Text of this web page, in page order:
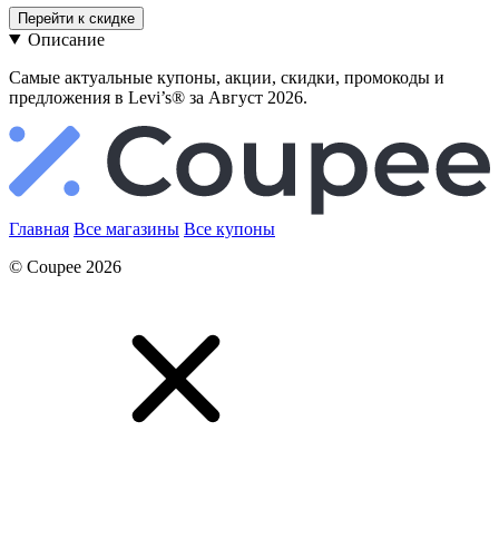
Перейти к скидке
Описание
Самые актуальные купоны, акции, скидки, промокоды и
предложения в Levi’s® за Август 2026.
Главная Все магазины Все купоны
© Coupee 2026